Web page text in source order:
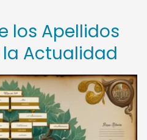
los Apellidos
Actualidad